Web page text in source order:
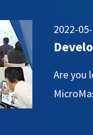
2022-
Are you